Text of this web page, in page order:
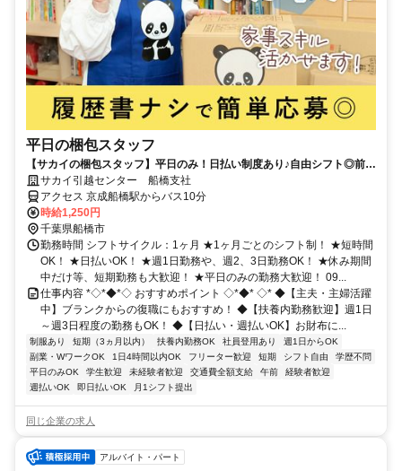
平日の梱包スタッフ
【サカイの梱包スタッフ】平日のみ！日払い制度あり♪自由シフト◎前日
まで申請で好きな時に働ける
サカイ引越センター 船橋支社
アクセス 京成船橋駅からバス10分
時給1,250円
千葉県船橋市
勤務時間 シフトサイクル：1ヶ月 ★1ヶ月ごとのシフト制！ ★短時間
OK！ ★日払いOK！ ★週1日勤務や、週2、3日勤務OK！ ★休み期間
中だけ等、短期勤務も大歓迎！ ★平日のみの勤務大歓迎！ 09...
仕事内容 *◇*◆*◇ おすすめポイント ◇*◆* ◇* ◆【主夫・主婦活躍
中】ブランクからの復職にもおすすめ！ ◆【扶養内勤務歓迎】週1日
～週3日程度の勤務もOK！ ◆【日払い・週払いOK】お財布に...
制服あり 短期（3ヵ月以内） 扶養内勤務OK 社員登用あり
週1日からOK
副業・WワークOK
1日4時間以内OK フリーター歓迎 短期 シフト自由
学歴不問
平日のみOK
学生歓迎 未経験者歓迎 交通費全額支給 午前
経験者歓迎
週払いOK
即日払いOK 月1シフト提出
同じ企業の求人
アルバイト・パート